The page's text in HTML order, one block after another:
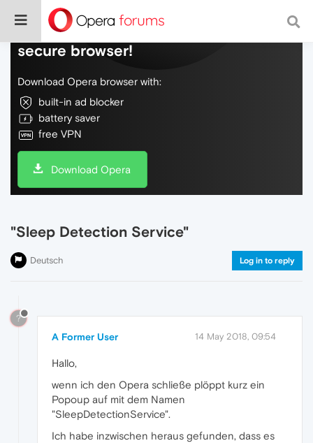
Do more on the web, with a fast and
secure browser!
Download Opera browser with:
built-in ad blocker
battery saver
free VPN
Download Opera
"Sleep Detection Service"
Deutsch Log in to reply
?
A Former User 14 May 2018, 09:54
Hallo,
wenn ich den Opera schließe plöppt kurz ein
Popoup auf mit dem Namen
"SleepDetectionService".
Ich habe inzwischen heraus gefunden, dass es